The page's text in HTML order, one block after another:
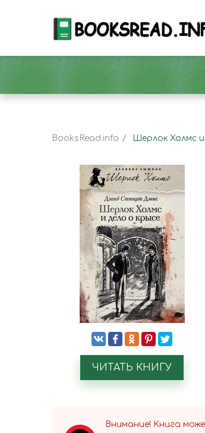
BooksRead.info Шерлок Холмс
ЧИТАТЬ КНИГУ
Внимание! Книга